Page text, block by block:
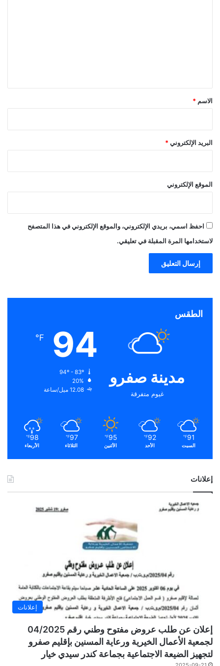
*
الاسم *
البريد الإلكتروني *
الموقع الإلكتروني
احفظ اسمي، بريدي الإلكتروني، والموقع الإلكتروني في هذا المتصفح
لاستخدامها المرة المقبلة في تعليقي.
الطقس
مدينة صفرو
غيوم متفرقة
94
℉
20%
12.08 ميل/ساعة
91
℉
السبت
92
℉
الأحد
95
℉
الأثنين
97
℉
الثلاثاء
98
℉
الأربعاء
إعلانات
إعلانات
إعلان عن طلب عروض مفتوح وطني رقم 04/2025
لجمعية الأعمال الخيرية ورعاية المسنين بإقليم صفرو
لتجهيز الضيعة الاجتماعية بجماعة كندر سيدي خيار